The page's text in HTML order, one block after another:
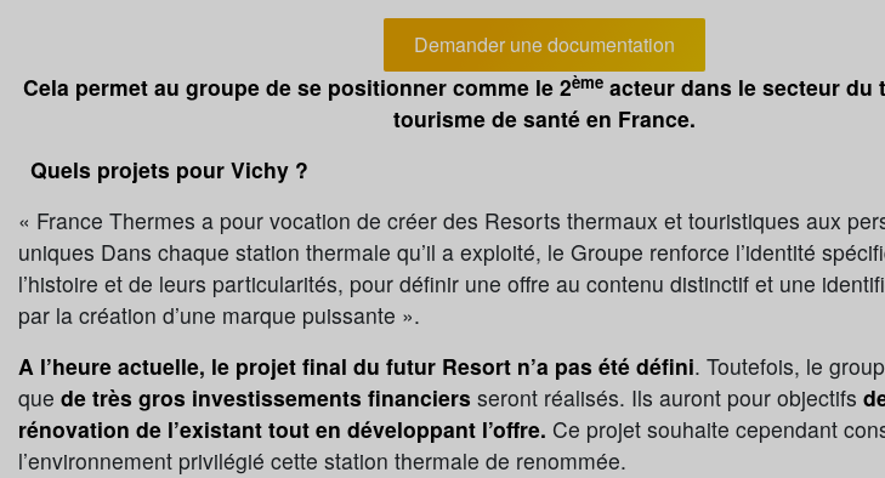
Demander une documentation
Cela permet au groupe de se positionner comme le 2èmeacteur dans le secteur du
tourisme de santé en France.
Quels projets pour Vichy ?
« France Thermes a pour vocation de créer des Resorts thermaux et touristiques aux
uniques Dans chaque station thermale qu’il a exploité, le Groupe renforce l’identité
l’histoire et de leurs particularités, pour définir une offre au contenu distinctif et une
par la création d’une marque puissante ».
A l’heure actuelle, le projet final du futur Resort n’a pas été défini. Toutefois, le
que de très gros investissements financiers seront réalisés. Ils auront pour objectifs
rénovation de l’existant tout en développant l’offre. Ce projet souhaite cependant
l’environnement privilégié cette station thermale de renommée.